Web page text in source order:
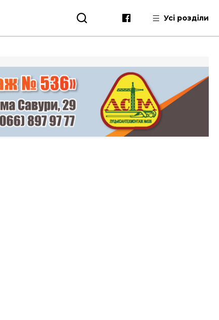
Усі розділи